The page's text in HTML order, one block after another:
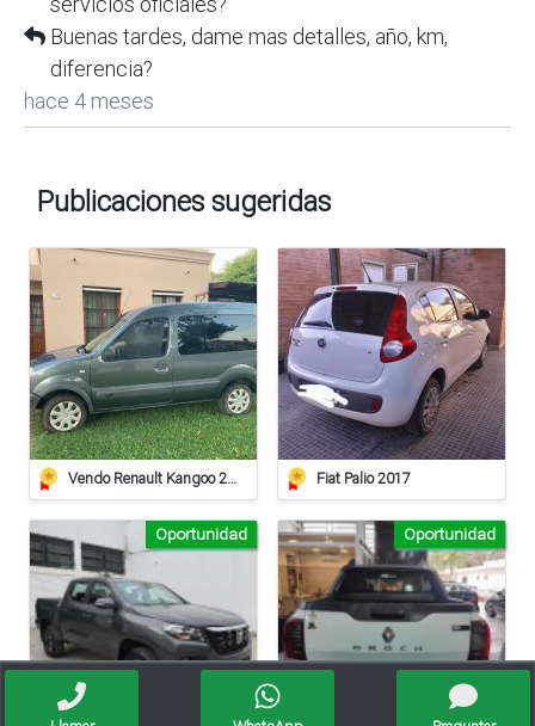
Buenas tardes, dame mas detalles, año, km,
diferencia?
hace 4 meses
Publicaciones sugeridas
Vendo Renault Kangoo 2012 Fiat Palio 2017
Oportunidad Oportunidad